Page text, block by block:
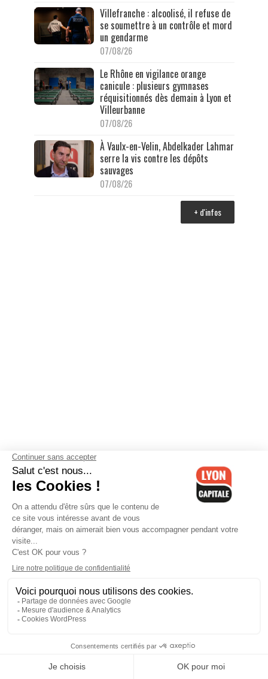
Villefranche : alcoolisé, il refuse de
se soumettre à un contrôle et mord
un gendarme
07/08/26
Le Rhône en vigilance orange
canicule : plusieurs gymnases
réquisitionnés dès demain à Lyon et
Villeurbanne
07/08/26
À Vaulx-en-Velin, Abdelkader Lahmar
serre la vis contre les dépôts
sauvages
07/08/26
+ d'infos
-Gestion des cookies-Lyon Capitale TV